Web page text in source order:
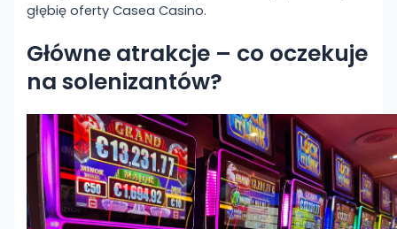
głębię oferty Casea Casino.
Główne atrakcje – co oczekuje
na solenizantów?